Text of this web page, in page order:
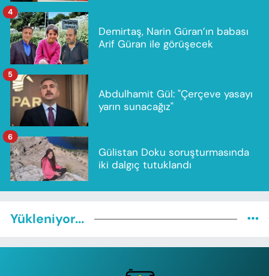
Demirtaş, Narin Güran’ın babası
Arif Güran ile görüşecek
4
Abdulhamit Gül: "Çerçeve yasayı
yarın sunacağız"
5
Gülistan Doku soruşturmasında
iki dalgıç tutuklandı
6
Yükleniyor...